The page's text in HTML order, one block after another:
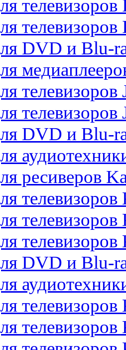
телевизоров
телевизоров
DVD и Blu-
телевизоров
телевизоров
DVD и Blu-
ресиверов
телевизоров
телевизоров
телевизоров
DVD и Blu-
телевизоров